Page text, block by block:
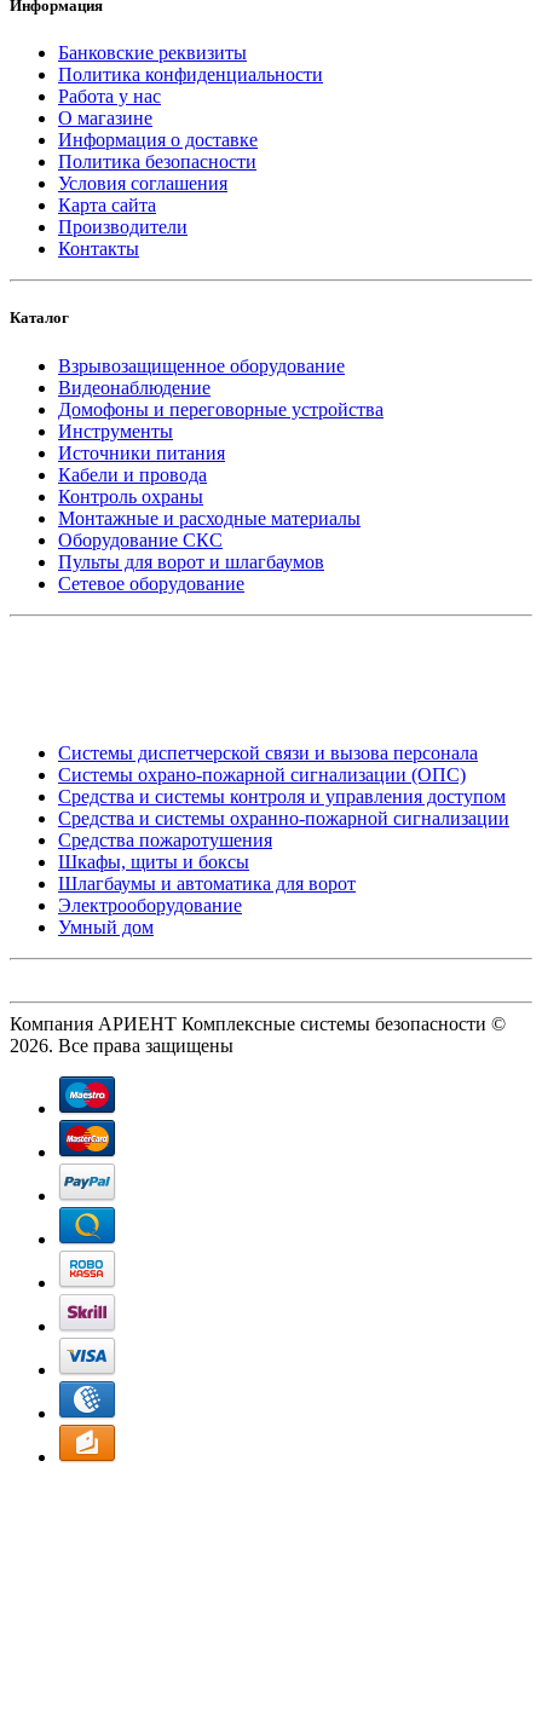
Информация
Банковские реквизиты
Политика конфиденциальности
Работа у нас
О магазине
Информация о доставке
Политика безопасности
Условия соглашения
Карта сайта
Производители
Контакты
Каталог
Взрывозащищенное оборудование
Видеонаблюдение
Домофоны и переговорные устройства
Инструменты
Источники питания
Кабели и провода
Контроль охраны
Монтажные и расходные материалы
Оборудование СКС
Пульты для ворот и шлагбаумов
Сетевое оборудование
Системы диспетчерской связи и вызова персонала
Системы охрано-пожарной сигнализации (ОПС)
Средства и системы контроля и управления доступом
Средства и системы охранно-пожарной сигнализации
Средства пожаротушения
Шкафы, щиты и боксы
Шлагбаумы и автоматика для ворот
Электрооборудование
Умный дом
Компания АРИЕНТ Комплексные системы безопасности ©
2026. Все права защищены